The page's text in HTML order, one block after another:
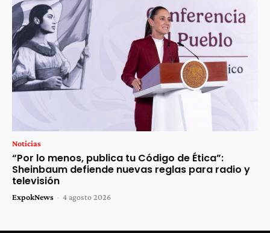
Noticias
“Por lo menos, publica tu Código de Ética”:
Sheinbaum defiende nuevas reglas para radio y
televisión
ExpokNews - 4 agosto 2026